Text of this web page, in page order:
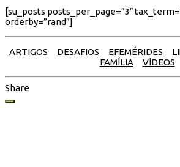
[su_posts posts_per_page=”3″
orderby=”rand”]
ARTIGOS DESAFIOS EFEMÉRIDES
FAMÍLIA
VÍDEOS
Share